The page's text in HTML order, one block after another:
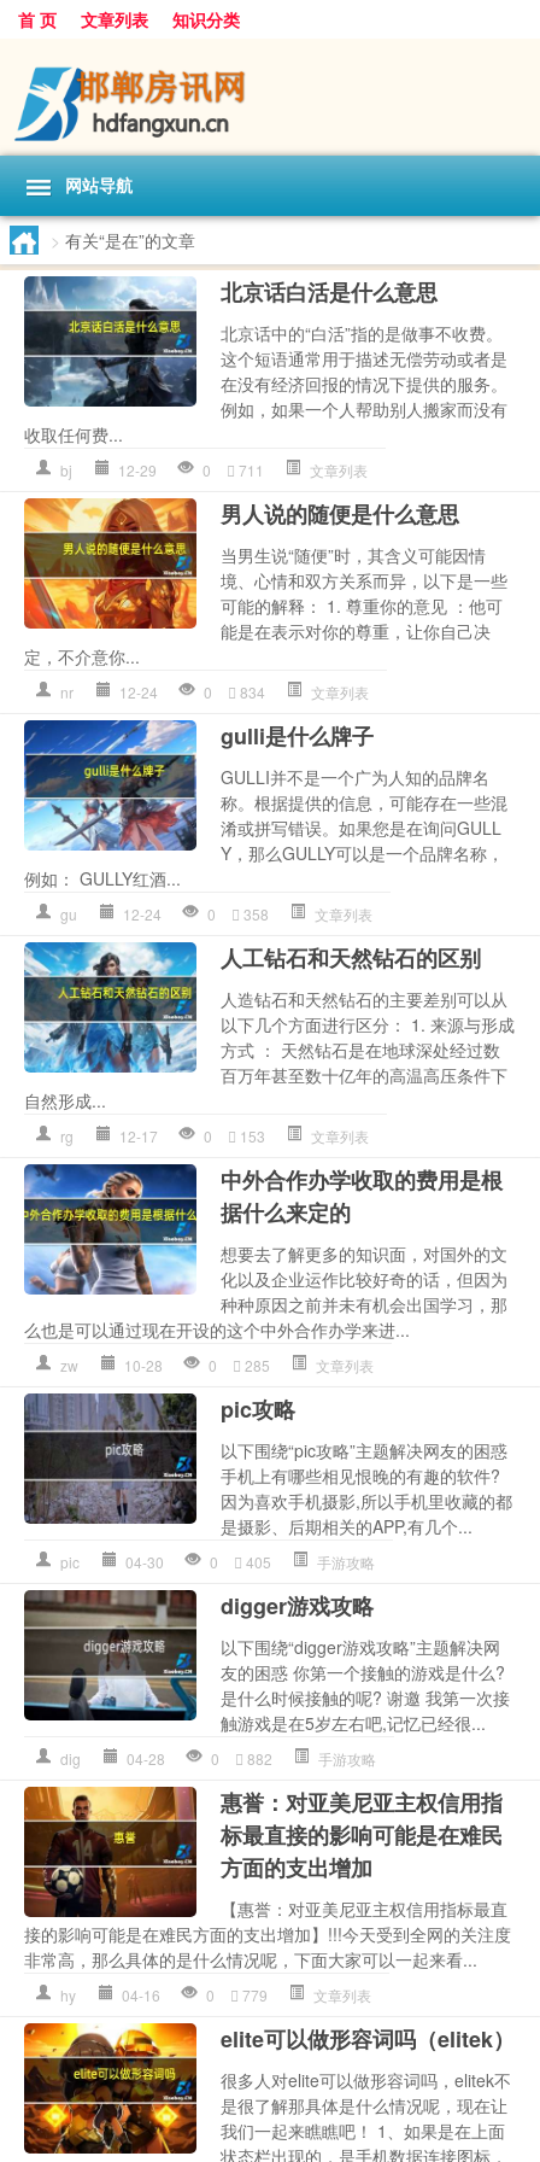
首 页 文章列表 知识分类
网站导航
> 有关“是在”的文章
北京话白活是什么意思
北京话中的“白活”指的是做事不收费。
这个短语通常用于描述无偿劳动或者是
在没有经济回报的情况下提供的服务。
例如，如果一个人帮助别人搬家而没有
收取任何费...
bj 12-29 0 711 文章列表
男人说的随便是什么意思
当男生说“随便”时，其含义可能因情
境、心情和双方关系而异，以下是一些
可能的解释： 1. 尊重你的意见 ：他可
能是在表示对你的尊重，让你自己决
定，不介意你...
nr 12-24 0 834 文章列表
gulli是什么牌子
GULLI并不是一个广为人知的品牌名
称。根据提供的信息，可能存在一些混
淆或拼写错误。如果您是在询问GULL
Y，那么GULLY可以是一个品牌名称，
例如： GULLY红酒...
gu 12-24 0 358 文章列表
人工钻石和天然钻石的区别
人造钻石和天然钻石的主要差别可以从
以下几个方面进行区分： 1. 来源与形成
方式 ： 天然钻石是在地球深处经过数
百万年甚至数十亿年的高温高压条件下
自然形成...
rg 12-17 0 153 文章列表
中外合作办学收取的费用是根
据什么来定的
想要去了解更多的知识面，对国外的文
化以及企业运作比较好奇的话，但因为
种种原因之前并未有机会出国学习，那
么也是可以通过现在开设的这个中外合作办学来进...
zw 10-28 0 285 文章列表
pic攻略
以下围绕“pic攻略”主题解决网友的困惑
手机上有哪些相见恨晚的有趣的软件?
因为喜欢手机摄影,所以手机里收藏的都
是摄影、后期相关的APP,有几个...
pic 04-30 0 405 手游攻略
digger游戏攻略
以下围绕“digger游戏攻略”主题解决网
友的困惑 你第一个接触的游戏是什么?
是什么时候接触的呢? 谢邀 我第一次接
触游戏是在5岁左右吧,记忆已经很...
dig 04-28 0 882 手游攻略
惠誉：对亚美尼亚主权信用指
标最直接的影响可能是在难民
方面的支出增加
【惠誉：对亚美尼亚主权信用指标最直
接的影响可能是在难民方面的支出增加】!!!今天受到全网的关注度
非常高，那么具体的是什么情况呢，下面大家可以一起来看...
hy 04-16 0 779 文章列表
elite可以做形容词吗（elitek）
很多人对elite可以做形容词吗，elitek不
是很了解那具体是什么情况呢，现在让
我们一起来瞧瞧吧！ 1、如果是在上面
状态栏出现的，是手机数据连接图标，